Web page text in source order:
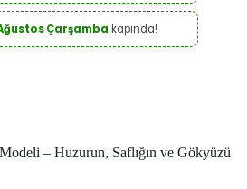
Çarşamba kapında!
– Huzurun, Saflığın ve Gökyüzü